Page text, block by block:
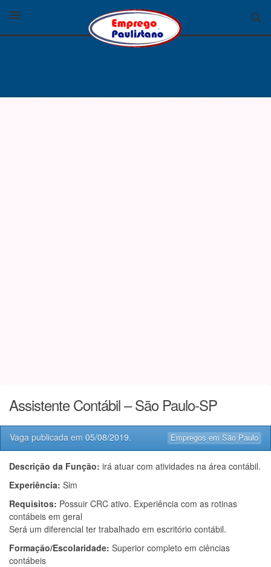
Assistente Contábil – São Paulo-SP
Empregos em São Paulo
Vaga publicada em 05/08/2019.
Descrição da Função: irá atuar com atividades na área contábil.
Experiência: Sim
Requisitos: Possuir CRC ativo. Experiência com as rotinas
contábeis em geral
Será um diferencial ter trabalhado em escritório contábil.
Formação/Escolaridade: Superior completo em ciências
contábeis